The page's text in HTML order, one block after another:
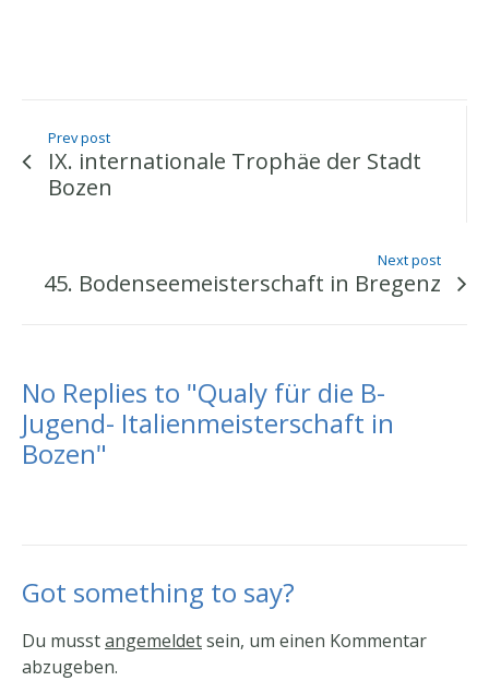
Prev post
IX. internationale Trophäe der Stadt
Bozen
Next post
45. Bodenseemeisterschaft in Bregenz
No Replies to "Qualy für die B-
Jugend- Italienmeisterschaft in
Bozen"
Got something to say?
Du musstangemeldetsein, um einen Kommentar
abzugeben.